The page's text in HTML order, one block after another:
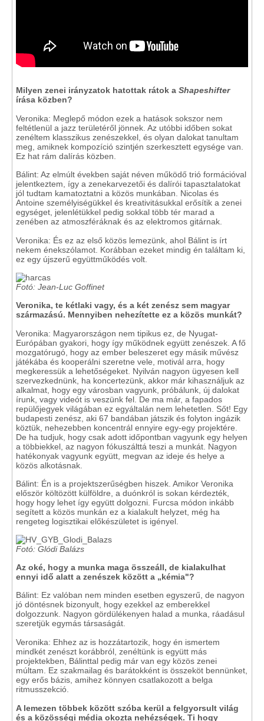
Milyen zenei irányzatok hatottak rátok a Shapeshifter
írása közben?
Veronika: Meglepő módon ezek a hatások sokszor nem
feltétlenül a jazz területéről jönnek. Az utóbbi időben sokat
zenéltem klasszikus zenészekkel, és olyan dalokat tanultam
meg, amiknek kompozíció szintjén szerkesztett egysége van.
Ez hat rám dalírás közben.
Bálint: Az elmúlt években saját néven működő trió formációval
jelentkeztem, így a zenekarvezetői és dalírói tapasztalatokat
jól tudtam kamatoztatni a közös munkában. Nicolas és
Antoine személyiségükkel és kreativitásukkal erősítik a zenei
egységet, jelenlétükkel pedig sokkal több tér marad a
zenében az atmoszféráknak és az elektromos gitárnak.
Veronika: És ez az első közös lemezünk, ahol Bálint is írt
nekem énekszólamot. Korábban ezeket mindig én találtam ki,
ez egy újszerű együttműködés volt.
Fotó: Jean-Luc Goffinet
Veronika, te kétlaki vagy, és a két zenész sem magyar
származású. Mennyiben nehezítette ez a közös munkát?
Veronika: Magyarországon nem tipikus ez, de Nyugat-
Európában gyakori, hogy így működnek együtt zenészek. A fő
mozgatórugó, hogy az ember beleszeret egy másik művész
játékába és kooperálni szeretne vele, motivál arra, hogy
megkeressük a lehetőségeket. Nyilván nagyon ügyesen kell
szervezkednünk, ha koncertezünk, akkor már kihasználjuk az
alkalmat, hogy egy városban vagyunk, próbálunk, új dalokat
írunk, vagy videót is veszünk fel. De ma már, a fapados
repülőjegyek világában ez egyáltalán nem lehetetlen. Sőt! Egy
budapesti zenész, aki 67 bandában játszik és folyton ingázik
köztük, nehezebben koncentrál ennyire egy-egy projektére.
De ha tudjuk, hogy csak adott időpontban vagyunk egy helyen
a többiekkel, az nagyon fókuszálttá teszi a munkát. Nagyon
hatékonyak vagyunk együtt, megvan az ideje és helye a
közös alkotásnak.
Bálint: Én is a projektszerűségben hiszek. Amikor Veronika
először költözött külföldre, a duónkról is sokan kérdezték,
hogy hogy lehet így együtt dolgozni. Furcsa módon inkább
segített a közös munkán ez a kialakult helyzet, még ha
rengeteg logisztikai előkészületet is igényel.
Fotó: Glódi Balázs
Az oké, hogy a munka maga összeáll, de kialakulhat
ennyi idő alatt a zenészek között a „kémia"?
Bálint: Ez valóban nem minden esetben egyszerű, de nagyon
jó döntésnek bizonyult, hogy ezekkel az emberekkel
dolgozzunk. Nagyon gördülékenyen halad a munka, ráadásul
szeretjük egymás társaságát.
Veronika: Ehhez az is hozzátartozik, hogy én ismertem
mindkét zenészt korábbról, zenéltünk is együtt más
projektekben, Bálinttal pedig már van egy közös zenei
múltam. Ez szakmailag és barátokként is összeköt bennünket,
egy erős bázis, amihez könnyen csatlakozott a belga
ritmusszekció.
A lemezen többek között szóba kerül a felgyorsult világ
és a közösségi média okozta nehézségek. Ti hogy